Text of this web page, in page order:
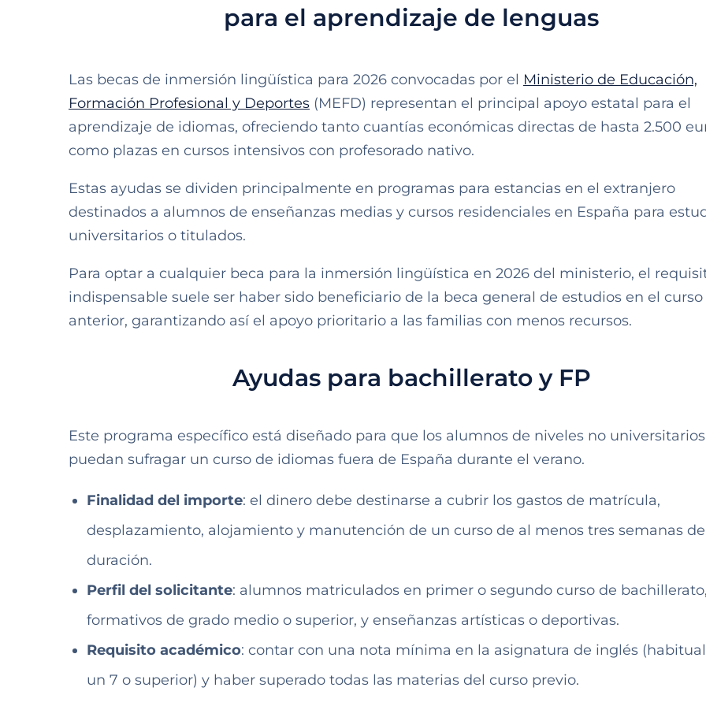
para el aprendizaje de lenguas
Las becas de inmersión lingüística para 2026 convocadas por el Ministerio de Educación,
Formación Profesional y Deportes (MEFD) representan el principal apoyo estatal para el
aprendizaje de idiomas, ofreciendo tanto cuantías económicas directas de hasta 2.500
como plazas en cursos intensivos con profesorado nativo.
Estas ayudas se dividen principalmente en programas para estancias en el extranjero
destinados a alumnos de enseñanzas medias y cursos residenciales en España para
universitarios o titulados.
Para optar a cualquier beca para la inmersión lingüística en 2026 del ministerio, el
indispensable suele ser haber sido beneficiario de la beca general de estudios en el curso
anterior, garantizando así el apoyo prioritario a las familias con menos recursos.
Ayudas para bachillerato y FP
Este programa específico está diseñado para que los alumnos de niveles no universitarios
puedan sufragar un curso de idiomas fuera de España durante el verano.
Finalidad del importe: el dinero debe destinarse a cubrir los gastos de matrícula,
desplazamiento, alojamiento y manutención de un curso de al menos tres semanas de
duración.
Perfil del solicitante: alumnos matriculados en primer o segundo curso de
formativos de grado medio o superior, y enseñanzas artísticas o deportivas.
Requisito académico: contar con una nota mínima en la asignatura de inglés
un 7 o superior) y haber superado todas las materias del curso previo.